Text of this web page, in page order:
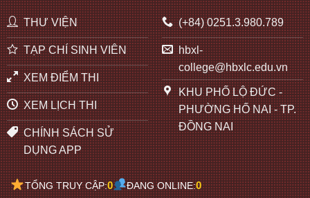
THƯ VIỆN
TẠP CHÍ SINH VIÊN
XEM ĐIỂM THI
XEM LỊCH THI
CHÍNH SÁCH SỬ
DỤNG APP
(+84) 0251.3.980.789
hbxl-
college@hbxlc.edu.vn
KHU PHỐ LỘ ĐỨC -
PHƯỜNG HỐ NAI - TP.
ĐỒNG NAI
TỔNG TRUY CẬP:0 ĐANG ONLINE:0